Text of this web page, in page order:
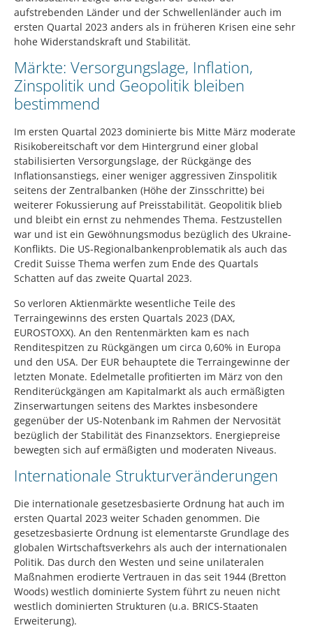
aufstrebenden Länder und der Schwellenländer auch im
ersten Quartal 2023 anders als in früheren Krisen eine sehr
hohe Widerstandskraft und Stabilität.
Märkte: Versorgungslage, Inflation,
Zinspolitik und Geopolitik bleiben
bestimmend
Im ersten Quartal 2023 dominierte bis Mitte März moderate
Risikobereitschaft vor dem Hintergrund einer global
stabilisierten Versorgungslage, der Rückgänge des
Inflationsanstiegs, einer weniger aggressiven Zinspolitik
seitens der Zentralbanken (Höhe der Zinsschritte) bei
weiterer Fokussierung auf Preisstabilität. Geopolitik blieb
und bleibt ein ernst zu nehmendes Thema. Festzustellen
war und ist ein Gewöhnungsmodus bezüglich des Ukraine-
Konflikts. Die US-Regionalbankenproblematik als auch das
Credit Suisse Thema werfen zum Ende des Quartals
Schatten auf das zweite Quartal 2023.
So verloren Aktienmärkte wesentliche Teile des
Terraingewinns des ersten Quartals 2023 (DAX,
EUROSTOXX). An den Rentenmärkten kam es nach
Renditespitzen zu Rückgängen um circa 0,60% in Europa
und den USA. Der EUR behauptete die Terraingewinne der
letzten Monate. Edelmetalle profitierten im März von den
Renditerückgängen am Kapitalmarkt als auch ermäßigten
Zinserwartungen seitens des Marktes insbesondere
gegenüber der US-Notenbank im Rahmen der Nervosität
bezüglich der Stabilität des Finanzsektors. Energiepreise
bewegten sich auf ermäßigten und moderaten Niveaus.
Internationale Strukturveränderungen
Die internationale gesetzesbasierte Ordnung hat auch im
ersten Quartal 2023 weiter Schaden genommen. Die
gesetzesbasierte Ordnung ist elementarste Grundlage des
globalen Wirtschaftsverkehrs als auch der internationalen
Politik. Das durch den Westen und seine unilateralen
Maßnahmen erodierte Vertrauen in das seit 1944 (Bretton
Woods) westlich dominierte System führt zu neuen nicht
westlich dominierten Strukturen (u.a. BRICS-Staaten
Erweiterung).